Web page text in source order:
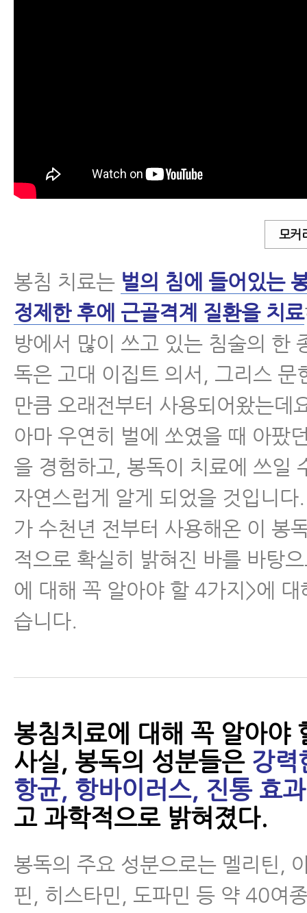
- 목·허리통증, 퇴행성관절염에 정
맞아도 효과가 없다면 그 이유는?
- 한약
- 물리치료
- 입원집중치료
추나요법
척추운동법
모커
봉침 치료는 벌의 침에 들어있는
정제한 후에 근골격계 질환을 치료
방에서 많이 쓰고 있는 침술의 한
독은 고대 이집트 의서, 그리스 문
만큼 오래전부터 사용되어왔는데
아마 우연히 벌에 쏘였을 때 아팠
을 경험하고, 봉독이 치료에 쓰일
자연스럽게 알게 되었을 것입니다
가 수천년 전부터 사용해온 이 봉
적으로 확실히 밝혀진 바를 바탕
에 대해 꼭 알아야 할 4가지>에 대
습니다.
봉침치료에 대해 꼭 알아야
사실, 봉독의 성분들은 강력
항균, 항바이러스, 진통 효과
고 과학적으로 밝혀졌다.
봉독의 주요 성분으로는 멜리틴,
핀, 히스타민, 도파민 등 약 40여